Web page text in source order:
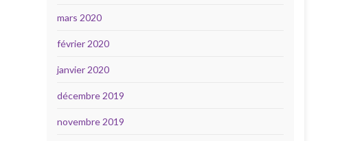
mars 2020
février 2020
janvier 2020
décembre 2019
novembre 2019